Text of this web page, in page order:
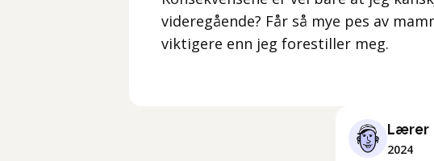
videregående? Får så mye pes av
viktigere enn jeg forestiller meg.
Lærer
2024